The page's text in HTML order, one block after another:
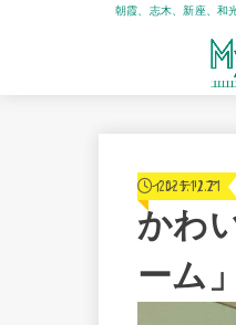
朝霞、志木、新座、和
インテリア
2021.12.21
かわ
ーム